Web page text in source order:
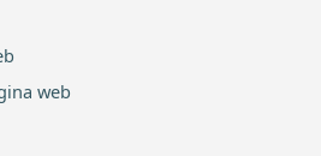
web